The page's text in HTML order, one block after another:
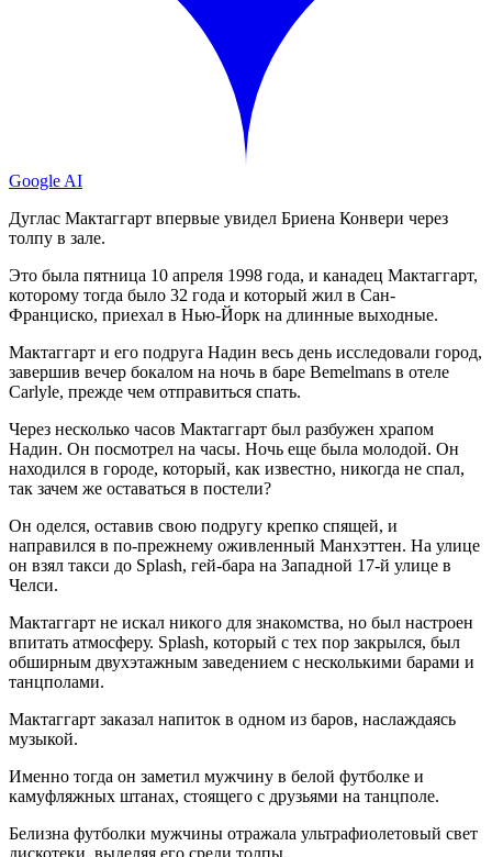
Google AI
Дуглас Мактаггарт впервые увидел Бриена Конвери через
толпу в зале.
Это была пятница 10 апреля 1998 года, и канадец Мактаггарт,
которому тогда было 32 года и который жил в Сан-
Франциско, приехал в Нью-Йорк на длинные выходные.
Мактаггарт и его подруга Надин весь день исследовали город,
завершив вечер бокалом на ночь в баре Bemelmans в отеле
Carlyle, прежде чем отправиться спать.
Через несколько часов Мактаггарт был разбужен храпом
Надин. Он посмотрел на часы. Ночь еще была молодой. Он
находился в городе, который, как известно, никогда не спал,
так зачем же оставаться в постели?
Он оделся, оставив свою подругу крепко спящей, и
направился в по-прежнему оживленный Манхэттен. На улице
он взял такси до Splash, гей-бара на Западной 17-й улице в
Челси.
Мактаггарт не искал никого для знакомства, но был настроен
впитать атмосферу. Splash, который с тех пор закрылся, был
обширным двухэтажным заведением с несколькими барами и
танцполами.
Мактаггарт заказал напиток в одном из баров, наслаждаясь
музыкой.
Именно тогда он заметил мужчину в белой футболке и
камуфляжных штанах, стоящего с друзьями на танцполе.
Белизна футболки мужчины отражала ультрафиолетовый свет
дискотеки, выделяя его среди толпы.